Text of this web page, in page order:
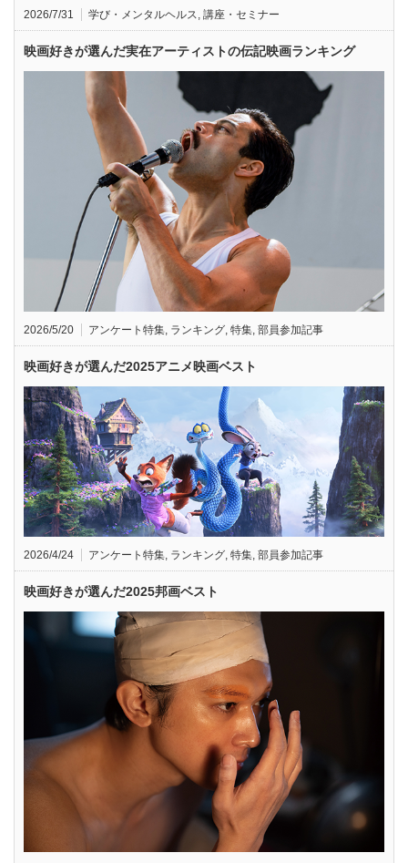
2026/7/31 学び・メンタルヘルス 講座・セミナー
映画好きが選んだ実在アーティストの伝記映画ランキング
2026/5/20 アンケート特集 ランキング 特集 部員参加記事
映画好きが選んだ2025アニメ映画ベスト
2026/4/24 アンケート特集, ランキング, 特集, 部員参加記事
映画好きが選んだ2025邦画ベスト